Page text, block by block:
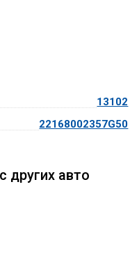
13102
22168002357G50
других авто